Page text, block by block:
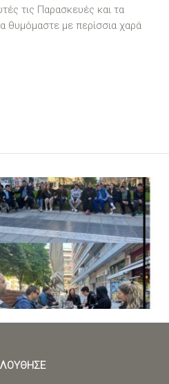
τις Παρασκευές και τα
θυμόμαστε με περίσσια χαρά